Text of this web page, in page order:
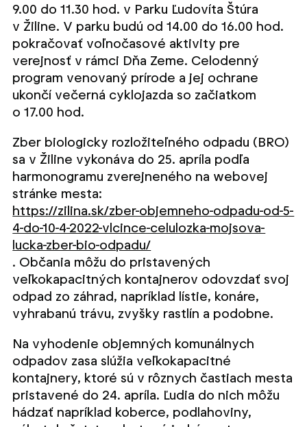
9.00 do 11.30 hod. v Parku Ľudovíta Štúra
v Žiline. V parku budú od 14.00 do 16.00 hod.
pokračovať voľnočasové aktivity pre
verejnosť v rámci Dňa Zeme. Celodenný
program venovaný prírode a jej ochrane
ukončí večerná cyklojazda so začiatkom
o 17.00 hod.
Zber biologicky rozložiteľného odpadu (BRO)
sa v Žiline vykonáva do 25. apríla podľa
harmonogramu zverejneného na webovej
stránke mesta:
https://zilina.sk/zber-objemneho-odpadu-od-5-
4-do-10-4-2022-vlcince-celulozka-mojsova-
lucka-zber-bio-odpadu/
. Občania môžu do pristavených
veľkokapacitných kontajnerov odovzdať svoj
odpad zo záhrad, napríklad lístie, konáre,
vyhrabanú trávu, zvyšky rastlín a podobne.
Na vyhodenie objemných komunálnych
odpadov zasa slúžia veľkokapacitné
kontajnery, ktoré sú v rôznych častiach mesta
pristavené do 24. apríla. Ľudia do nich môžu
hádzať napríklad koberce, podlahoviny,